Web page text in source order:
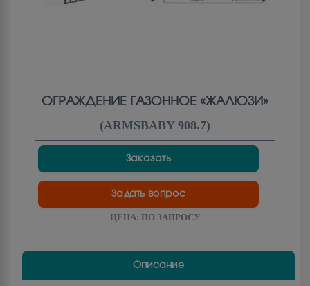
ОГРАЖДЕНИЕ ГАЗОННОЕ «ЖАЛЮЗИ»
(ARMSBABY 908.7)
Заказать
Задать вопрос
ЦЕНА: ПО ЗАПРОСУ
Описание